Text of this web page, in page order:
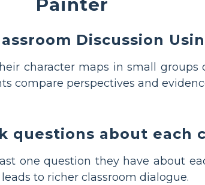
Discussion
character maps in small groups
compare perspectives and
questions about each
one question they have about
to richer classroom dialogue.